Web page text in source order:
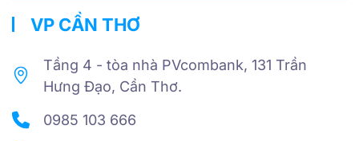
VP CẦN THƠ
Tầng 4 - tòa nhà PVcombank, 131 Trần
Hưng Đạo, Cần Thơ.
0985 103 666